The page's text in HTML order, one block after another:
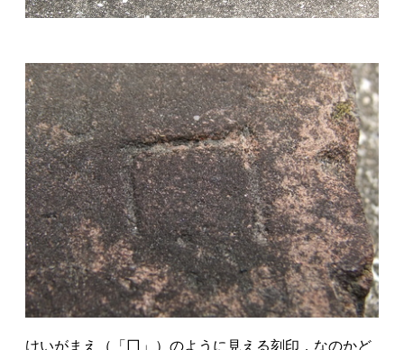
けいがまえ（「冂」）のように見える刻印．なのかど